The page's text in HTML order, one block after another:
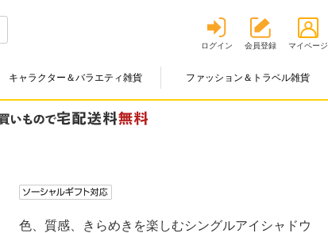
ログイン 会員登録 マイページ
キャラクター＆バラエティ雑貨 ファッション＆トラベル雑貨
色、質感、きらめきを楽しむシングルアイシャドウ